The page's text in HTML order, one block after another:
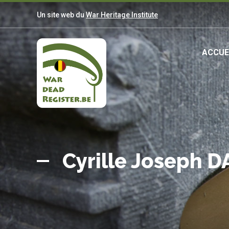
Aller
au
contenu
principal
Un site web du War Heritage Institute
Belgian
War
Dead
Register
Cyrille Joseph